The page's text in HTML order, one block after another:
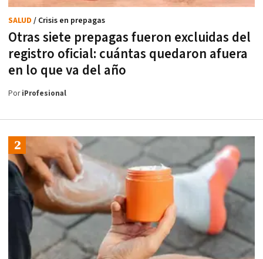
Otras siete prepagas fueron excluidas del
registro oficial: cuántas quedaron afuera
en lo que va del año
SALUD / Crisis en prepagas
PoriProfesional